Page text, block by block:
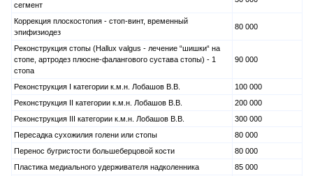
сегмент
Коррекция плоскостопия - стоп-винт, временный
эпифизиодез
80 000
Реконструкция стопы (Hallux valgus - лечение “шишки“ на
стопе, артродез плюсне-фалангового сустава стопы) - 1
стопа
90 000
Реконструкция I категории к.м.н. Лобашов В.В.
100 000
Реконструкция II категории к.м.н. Лобашов В.В.
200 000
Реконструкция III категории к.м.н. Лобашов В.В.
300 000
Пересадка сухожилия голени или стопы
80 000
Перенос бугристости большеберцовой кости
80 000
Пластика медиального удерживателя надколенника
85 000